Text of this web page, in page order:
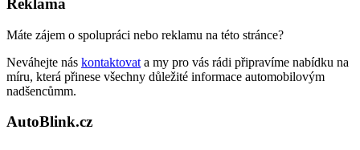
Reklama
Máte zájem o spolupráci nebo reklamu na této stránce?
Neváhejte nás kontaktovat a my pro vás rádi připravíme nabídku na
míru, která přinese všechny důležité informace automobilovým
nadšencůmm.
AutoBlink.cz